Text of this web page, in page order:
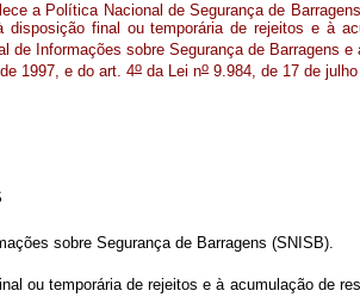
a Política Nacional de Segurança de
disposição final ou temporária de rejeitos e à
de Informações sobre Segurança de Barragens
1997, e do art. 4o da Lei no 9.984, de 17 de
sobre Segurança de Barragens (SNISB).
ou temporária de rejeitos e à acumulação de